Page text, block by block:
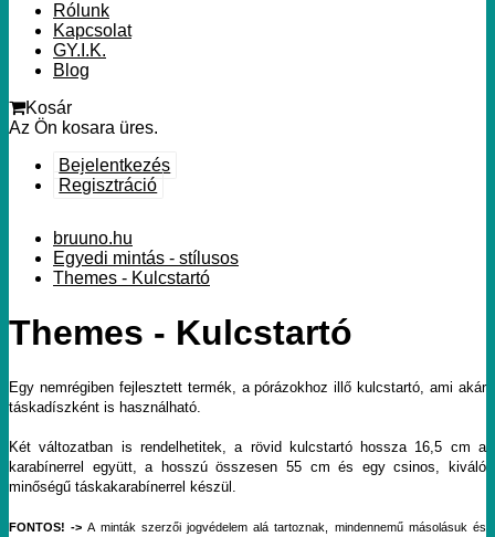
Rólunk
Kapcsolat
GY.I.K.
Blog
Kosár
Az Ön kosara üres.
Bejelentkezés
Regisztráció
bruuno.hu
Egyedi mintás - stílusos
Themes - Kulcstartó
Themes - Kulcstartó
Egy nemrégiben fejlesztett termék, a pórázokhoz illő kulcstartó, ami akár
táskadíszként is használható.
Két változatban is rendelhetitek, a rövid kulcstartó hossza 16,5 cm a
karabínerrel együtt, a hosszú összesen 55 cm és egy csinos, kiváló
minőségű táskakarabínerrel készül.
FONTOS! ->A minták szerzői jogvédelem alá tartoznak, mindennemű másolásuk és